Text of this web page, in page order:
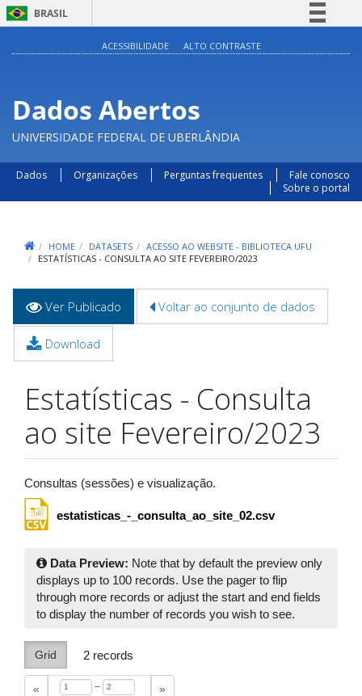
BRASIL
Legislação
Canais
ACESSIBILIDADE ALTO CONTRASTE
Dados Abertos
UNIVERSIDADE FEDERAL DE UBERLÂNDIA
Dados Organizações Perguntas frequentes
Fale conosco
Sobre o portal
HOME DATASETS
ACESSO AO WEBSITE - BIBLIOTECA UFU
ESTATÍSTICAS - CONSULTA AO SITE FEVEREIRO/2023
primárias
Ver Publicado
ativa)
Voltar ao conjunto de dados
Download
Estatísticas - Consulta
ao site Fevereiro/2023
Consultas (sessões) e visualização.
estatisticas_-_consulta_ao_site_02.csv
Data Preview: Note that by default the preview only
displays up to 100 records. Use the pager to flip
through more records or adjust the start and end fields
to display the number of records you wish to see.
Grid 2 records
« – »